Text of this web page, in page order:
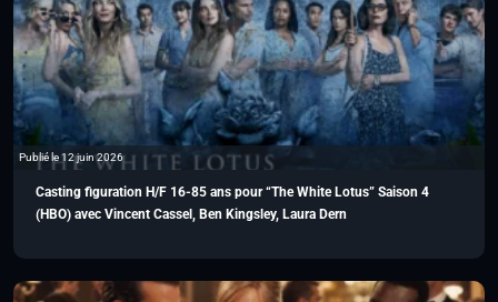
Publié le 12 juin 2026
Casting figuration H/F 16-85 ans pour “The White Lotus” Saison 4
(HBO) avec Vincent Cassel, Ben Kingsley, Laura Dern